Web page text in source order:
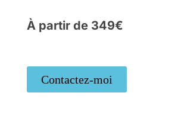
À partir de 349€
Contactez-moi